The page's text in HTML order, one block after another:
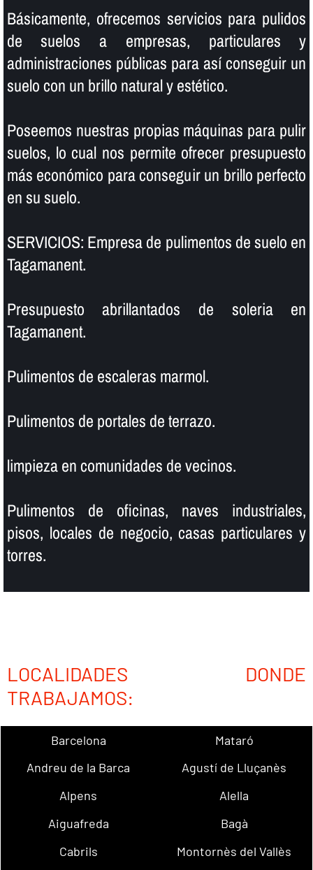
Básicamente, ofrecemos servicios para pulidos
de suelos a empresas, particulares y
administraciones públicas para así­ conseguir un
suelo con un brillo natural y estético.
Poseemos nuestras propias máquinas para pulir
suelos, lo cual nos permite ofrecer presupuesto
más económico para conseguir un brillo perfecto
en su suelo.
SERVICIOS: Empresa de pulimentos de suelo en
Tagamanent.
Presupuesto abrillantados de soleria en
Tagamanent.
Pulimentos de escaleras marmol.
Pulimentos de portales de terrazo.
limpieza en comunidades de vecinos.
Pulimentos de oficinas, naves industriales,
pisos, locales de negocio, casas particulares y
torres.
LOCALIDADES DONDE
TRABAJAMOS:
Barcelona
Mataró
Andreu de la Barca
Agustí de Lluçanès
Alpens
Alella
Aiguafreda
Bagà
Cabrils
Montornès del Vallès